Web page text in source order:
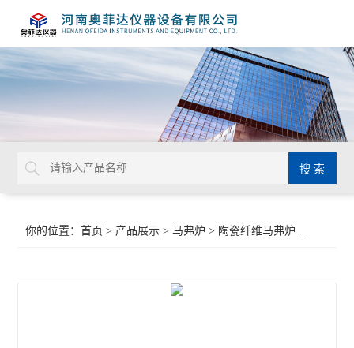
你的位置：首页 > 产品展示 >马弗炉 > 陶瓷纤维马弗炉